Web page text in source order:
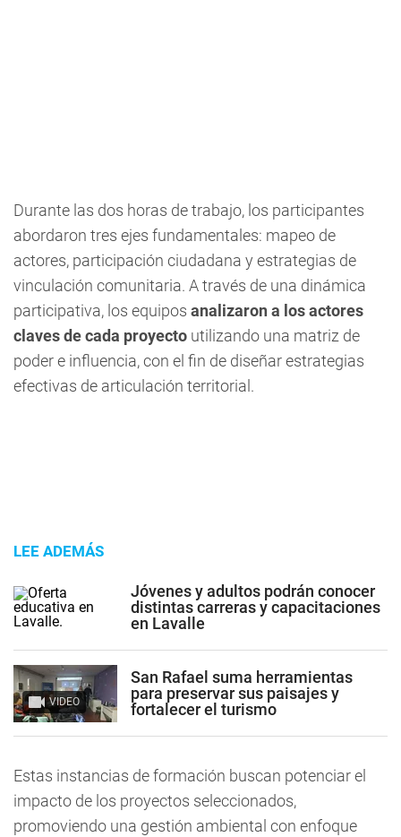
Durante las dos horas de trabajo, los participantes
abordaron tres ejes fundamentales: mapeo de
actores, participación ciudadana y estrategias de
vinculación comunitaria. A través de una dinámica
participativa, los equipos analizaron a los actores
claves de cada proyecto utilizando una matriz de
poder e influencia, con el fin de diseñar estrategias
efectivas de articulación territorial.
LEE ADEMÁS
Jóvenes y adultos podrán conocer
distintas carreras y capacitaciones
en Lavalle
VIDEO
San Rafael suma herramientas
para preservar sus paisajes y
fortalecer el turismo
Estas instancias de formación buscan potenciar el
impacto de los proyectos seleccionados,
promoviendo una gestión ambiental con enfoque